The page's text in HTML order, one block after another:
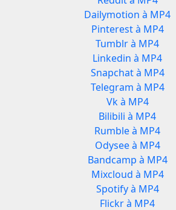
Dailymotion à MP4
Pinterest à MP4
Tumblr à MP4
Linkedin à MP4
Snapchat à MP4
Telegram à MP4
Vk à MP4
Bilibili à MP4
Rumble à MP4
Odysee à MP4
Bandcamp à MP4
Mixcloud à MP4
Spotify à MP4
Flickr à MP4